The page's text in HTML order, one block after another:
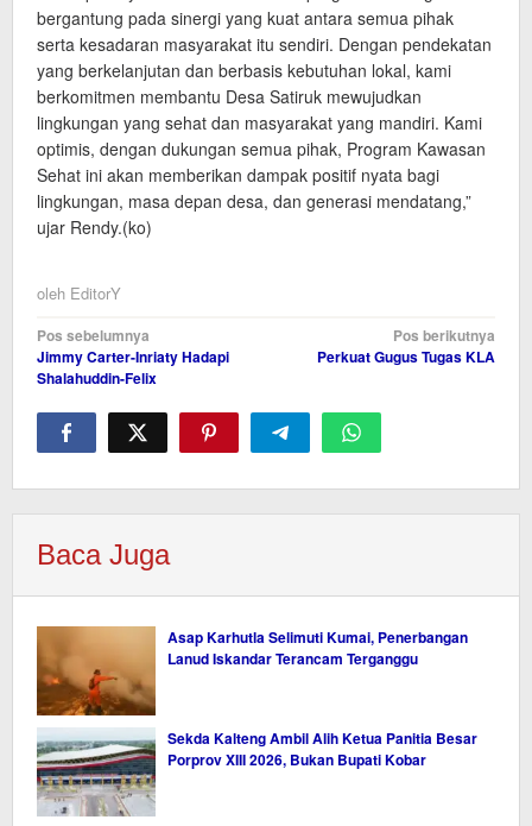
bergantung pada sinergi yang kuat antara semua pihak
serta kesadaran masyarakat itu sendiri. Dengan pendekatan
yang berkelanjutan dan berbasis kebutuhan lokal, kami
berkomitmen membantu Desa Satiruk mewujudkan
lingkungan yang sehat dan masyarakat yang mandiri. Kami
optimis, dengan dukungan semua pihak, Program Kawasan
Sehat ini akan memberikan dampak positif nyata bagi
lingkungan, masa depan desa, dan generasi mendatang,”
ujar Rendy.(ko)
oleh EditorY
Navigasi
pos
Pos sebelumnya
Jimmy Carter-Inriaty Hadapi
Shalahuddin-Felix
Pos berikutnya
Perkuat Gugus Tugas KLA
Baca Juga
Asap Karhutla Selimuti Kumai, Penerbangan
Lanud Iskandar Terancam Terganggu
Sekda Kalteng Ambil Alih Ketua Panitia Besar
Porprov XIII 2026, Bukan Bupati Kobar